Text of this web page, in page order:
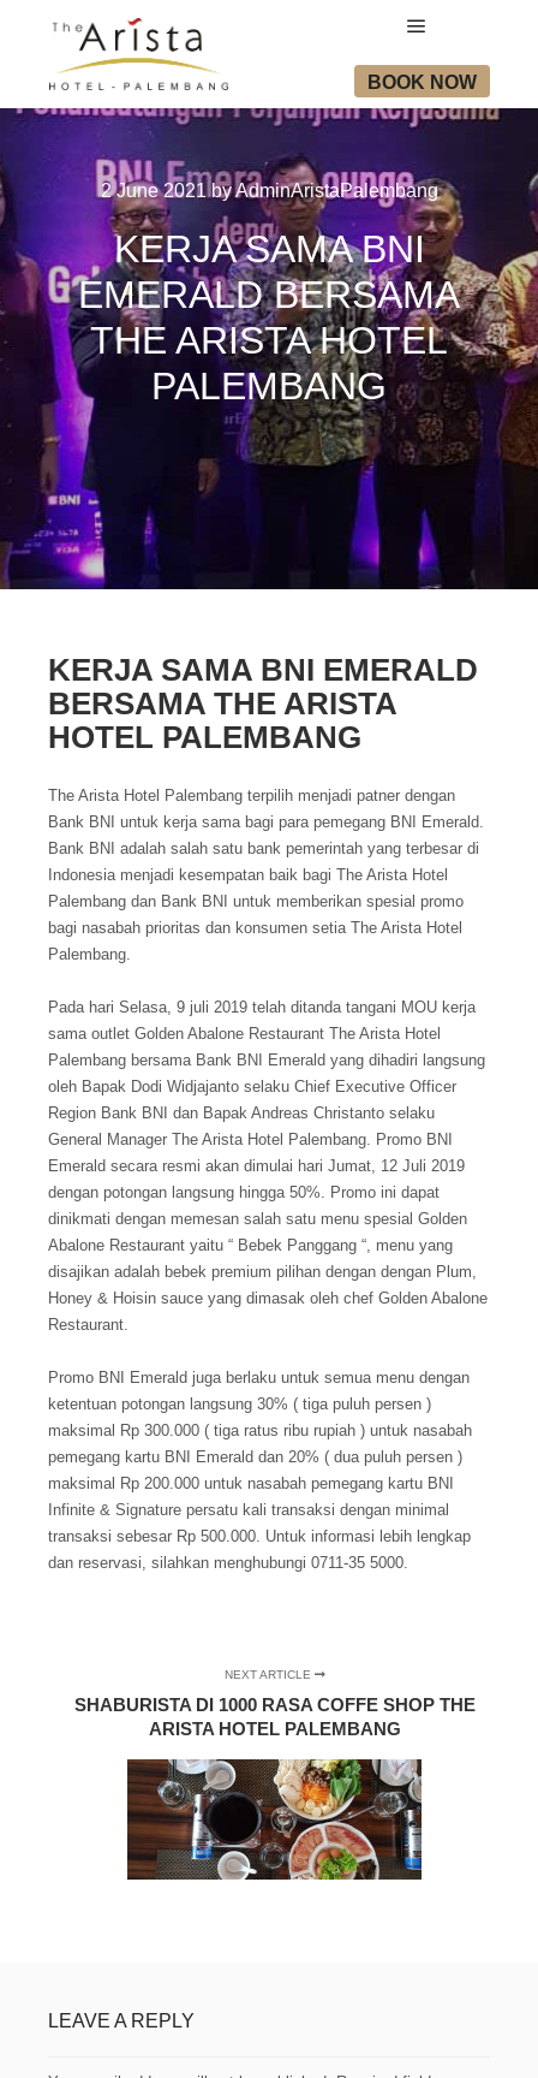
BOOK NOW
2 June 2021 byAdminAristaPalembang
KERJA SAMA BNI
EMERALD BERSAMA
THE ARISTA HOTEL
PALEMBANG
KERJA SAMA BNI EMERALD
BERSAMA THE ARISTA
HOTEL PALEMBANG
The Arista Hotel Palembang terpilih menjadi patner dengan
Bank BNI untuk kerja sama bagi para pemegang BNI Emerald.
Bank BNI adalah salah satu bank pemerintah yang terbesar di
Indonesia menjadi kesempatan baik bagi The Arista Hotel
Palembang dan Bank BNI untuk memberikan spesial promo
bagi nasabah prioritas dan konsumen setia The Arista Hotel
Palembang.
Pada hari Selasa, 9 juli 2019 telah ditanda tangani MOU kerja
sama outlet Golden Abalone Restaurant The Arista Hotel
Palembang bersama Bank BNI Emerald yang dihadiri langsung
oleh Bapak Dodi Widjajanto selaku Chief Executive Officer
Region Bank BNI dan Bapak Andreas Christanto selaku
General Manager The Arista Hotel Palembang. Promo BNI
Emerald secara resmi akan dimulai hari Jumat, 12 Juli 2019
dengan potongan langsung hingga 50%. Promo ini dapat
dinikmati dengan memesan salah satu menu spesial Golden
Abalone Restaurant yaitu “ Bebek Panggang “, menu yang
disajikan adalah bebek premium pilihan dengan dengan Plum,
Honey & Hoisin sauce yang dimasak oleh chef Golden Abalone
Restaurant.
Promo BNI Emerald juga berlaku untuk semua menu dengan
ketentuan potongan langsung 30% ( tiga puluh persen )
maksimal Rp 300.000 ( tiga ratus ribu rupiah ) untuk nasabah
pemegang kartu BNI Emerald dan 20% ( dua puluh persen )
maksimal Rp 200.000 untuk nasabah pemegang kartu BNI
Infinite & Signature persatu kali transaksi dengan minimal
transaksi sebesar Rp 500.000. Untuk informasi lebih lengkap
dan reservasi, silahkan menghubungi 0711-35 5000.
NEXT ARTICLE
SHABURISTA DI 1000 RASA COFFE SHOP THE
ARISTA HOTEL PALEMBANG
LEAVE A REPLY